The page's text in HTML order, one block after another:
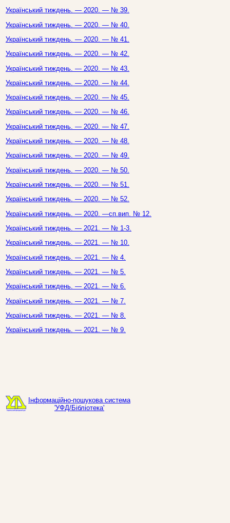
Український тиждень. — 2020. — № 39.
Український тиждень. — 2020. — № 40.
Український тиждень. — 2020. — № 41.
Український тиждень. — 2020. — № 42.
Український тиждень. — 2020. — № 43.
Український тиждень. — 2020. — № 44.
Український тиждень. — 2020. — № 45.
Український тиждень. — 2020. — № 46.
Український тиждень. — 2020. — № 47.
Український тиждень. — 2020. — № 48.
Український тиждень. — 2020. — № 49.
Український тиждень. — 2020. — № 50.
Український тиждень. — 2020. — № 51.
Український тиждень. — 2020. — № 52.
Український тиждень. — 2020. —сп.вип. № 12.
Український тиждень. — 2021. — № 1-3.
Український тиждень. — 2021. — № 10.
Український тиждень. — 2021. — № 4.
Український тиждень. — 2021. — № 5.
Український тиждень. — 2021. — № 6.
Український тиждень. — 2021. — № 7.
Український тиждень. — 2021. — № 8.
Український тиждень. — 2021. — № 9.
Інформаційно-пошукова система
'УФД/Бібліотека'